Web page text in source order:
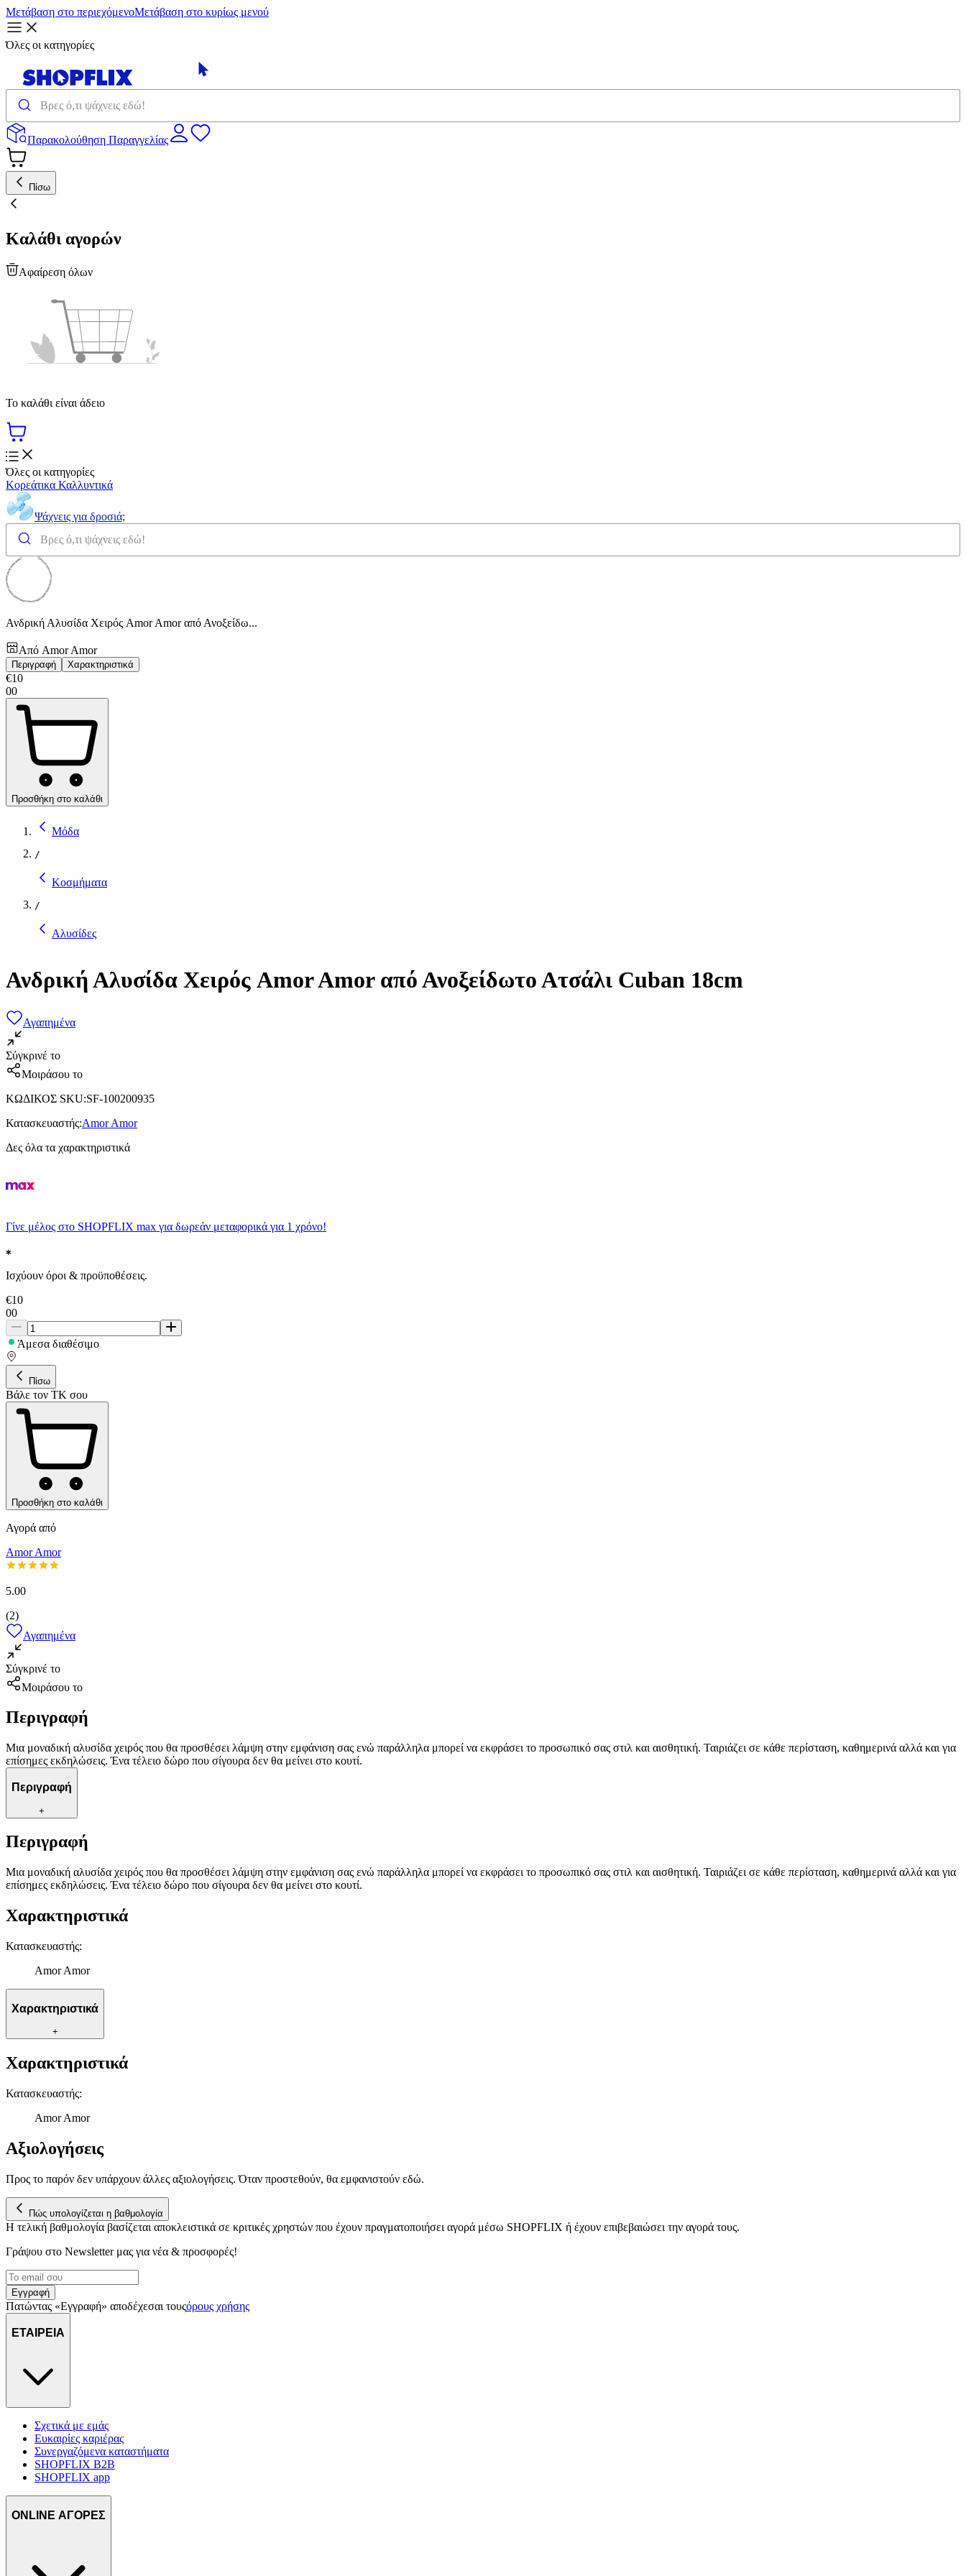
Μετάβαση στο περιεχόμενοΜετάβαση στο κυρίως μενού
Όλες οι κατηγορίες
Παρακολούθηση Παραγγελίας
Πίσω
Καλάθι αγορών
Αφαίρεση όλων
Το καλάθι είναι άδειο
Όλες οι κατηγορίες
Κορεάτικα Καλλυντικά
Ψάχνεις για δροσιά;
Ανδρική Αλυσίδα Χειρός Amor Amor από Ανοξείδω...
Από Amor Amor
Περιγραφή Χαρακτηριστικά
€10
00
Προσθήκη στο καλάθι
Μόδα
/
Κοσμήματα
/
Αλυσίδες
Ανδρική Αλυσίδα Χειρός Amor Amor από Ανοξείδωτο Ατσάλι Cuban 18cm
Αγαπημένα
Σύγκρινέ το
Μοιράσου το
ΚΩΔΙΚΟΣ SKU:SF-100200935
Κατασκευαστής:Amor Amor
Δες όλα τα χαρακτηριστικά
Γίνε μέλος στο SHOPFLIX max για δωρεάν μεταφορικά για 1 χρόνο!
Ισχύουν όροι & προϋποθέσεις.
€10
00
Άμεσα διαθέσιμο
Πίσω
Βάλε τον ΤΚ σου
Προσθήκη στο καλάθι
Αγορά από
Amor Amor
5.00
(2)
Αγαπημένα
Σύγκρινέ το
Μοιράσου το
Περιγραφή
Μια μοναδική αλυσίδα χειρός που θα προσθέσει λάμψη στην εμφάνιση σας ενώ παράλληλα μπορεί να εκφράσει το προσωπικό σας στιλ και αισθητική. Ταιριάζει σε κάθε περίσταση, καθημερινά αλλά και για
επίσημες εκδηλώσεις. Ένα τέλειο δώρο που σίγουρα δεν θα μείνει στο κουτί.
Περιγραφή
+
Περιγραφή
Μια μοναδική αλυσίδα χειρός που θα προσθέσει λάμψη στην εμφάνιση σας ενώ παράλληλα μπορεί να εκφράσει το προσωπικό σας στιλ και αισθητική. Ταιριάζει σε κάθε περίσταση, καθημερινά αλλά και για
επίσημες εκδηλώσεις. Ένα τέλειο δώρο που σίγουρα δεν θα μείνει στο κουτί.
Χαρακτηριστικά
Κατασκευαστής:
Amor Amor
Χαρακτηριστικά
+
Χαρακτηριστικά
Κατασκευαστής:
Amor Amor
Αξιολογήσεις
Προς το παρόν δεν υπάρχουν άλλες αξιολογήσεις. Όταν προστεθούν, θα εμφανιστούν εδώ.
Πώς υπολογίζεται η βαθμολογία
Η τελική βαθμολογία βασίζεται αποκλειστικά σε κριτικές χρηστών που έχουν πραγματοποιήσει αγορά μέσω SHOPFLIX ή έχουν επιβεβαιώσει την αγορά τους.
Γράψου στο Νewsletter μας για νέα & προσφορές!
Εγγραφή
Πατώντας «Εγγραφή» αποδέχεσαι τουςόρους χρήσης
ΕΤΑΙΡΕΙΑ
Σχετικά με εμάς
Ευκαιρίες καριέρας
Συνεργαζόμενα καταστήματα
SHOPFLIX B2B
SHOPFLIX app
ONLINE ΑΓΟΡΕΣ